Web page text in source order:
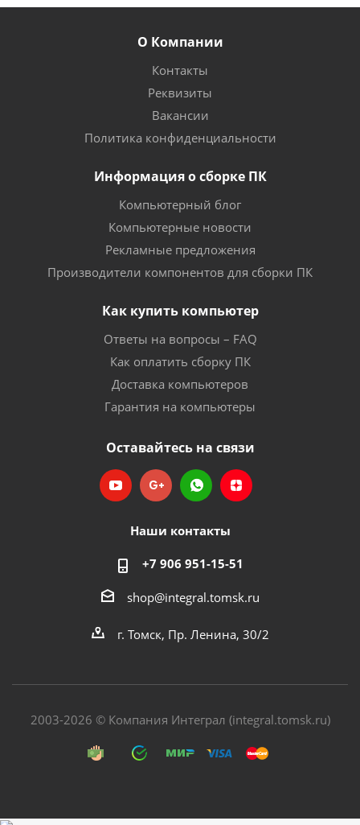
О Компании
Контакты
Реквизиты
Вакансии
Политика конфиденциальности
Информация о сборке ПК
Компьютерный блог
Компьютерные новости
Рекламные предложения
Производители компонентов для сборки ПК
Как купить компьютер
Ответы на вопросы – FAQ
Как оплатить сборку ПК
Доставка компьютеров
Гарантия на компьютеры
Оставайтесь на связи
Наши контакты
+7 906 951-15-51
shop@integral.tomsk.ru
г. Томск, Пр. Ленина, 30/2
2003-2026 © Компания Интеграл (integral.tomsk.ru)